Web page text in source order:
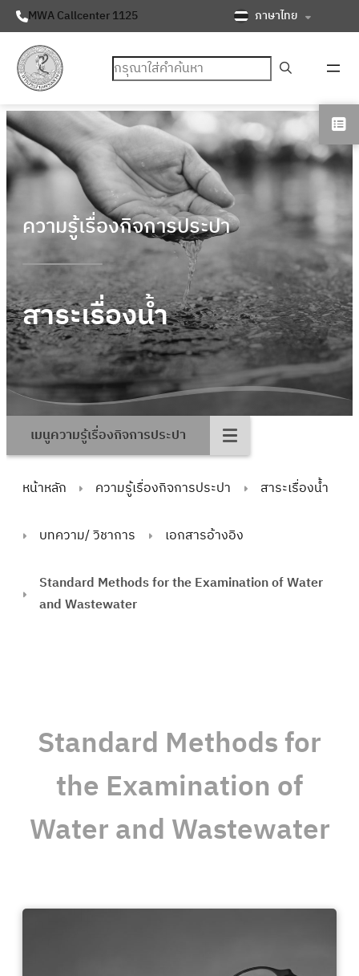
MWA Callcenter 1125 ภาษาไทย
ค้นหา
ความรู้เรื่องกิจการประปา
สาระเรื่องน้ำ
เมนูความรู้เรื่องกิจการประปา
หน้าหลัก ความรู้เรื่องกิจการประปา สาระเรื่องน้ำ
บทความ/ วิชาการ เอกสารอ้างอิง
Standard Methods for the Examination of Water
and Wastewater
Standard Methods for
the Examination of
Water and Wastewater